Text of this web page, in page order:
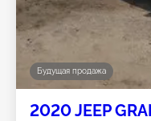
Будущая продажа
2020 JEEP